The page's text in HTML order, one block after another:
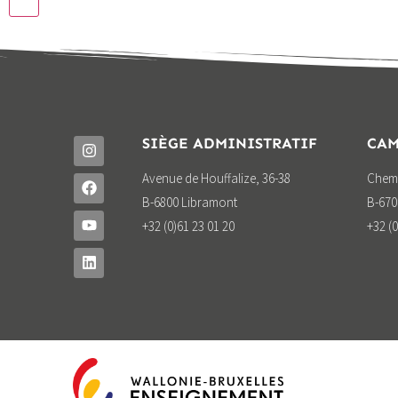
SIÈGE ADMINISTRATIF
Avenue de Houffalize, 36-38
B-6800 Libramont
+32 (0)61 23 01 20
B-
+32